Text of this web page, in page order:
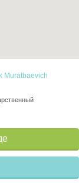
Muratbaevich